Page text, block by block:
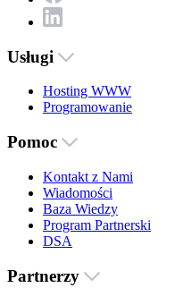
Usługi
Hosting WWW
Programowanie
Pomoc
Kontakt z Nami
Wiadomości
Baza Wiedzy
Program Partnerski
DSA
Partnerzy